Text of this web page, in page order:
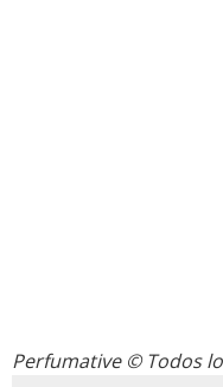
Perfumative© Todos